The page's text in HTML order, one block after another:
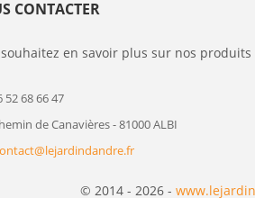
CONTACTER
en savoir plus sur nos
52 68 66 47
de Canavières - 81000 ALBI
© 2014 - 2026 -